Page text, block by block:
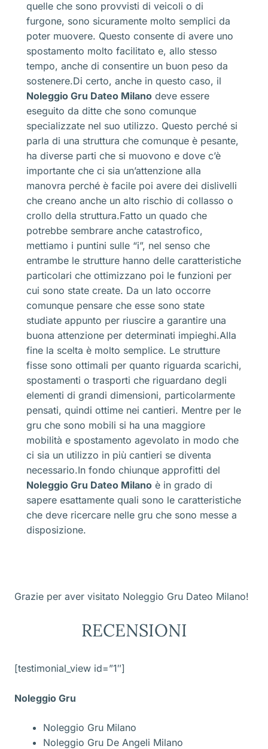
quelle che sono provvisti di veicoli o di
furgone, sono sicuramente molto semplici da
poter muovere. Questo consente di avere uno
spostamento molto facilitato e, allo stesso
tempo, anche di consentire un buon peso da
sostenere.Di certo, anche in questo caso, il
Noleggio Gru Dateo Milano deve essere
eseguito da ditte che sono comunque
specializzate nel suo utilizzo. Questo perché si
parla di una struttura che comunque è pesante,
ha diverse parti che si muovono e dove c’è
importante che ci sia un’attenzione alla
manovra perché è facile poi avere dei dislivelli
che creano anche un alto rischio di collasso o
crollo della struttura.Fatto un quado che
potrebbe sembrare anche catastrofico,
mettiamo i puntini sulle “i”, nel senso che
entrambe le strutture hanno delle caratteristiche
particolari che ottimizzano poi le funzioni per
cui sono state create. Da un lato occorre
comunque pensare che esse sono state
studiate appunto per riuscire a garantire una
buona attenzione per determinati impieghi.Alla
fine la scelta è molto semplice. Le strutture
fisse sono ottimali per quanto riguarda scarichi,
spostamenti o trasporti che riguardano degli
elementi di grandi dimensioni, particolarmente
pensati, quindi ottime nei cantieri. Mentre per le
gru che sono mobili si ha una maggiore
mobilità e spostamento agevolato in modo che
ci sia un utilizzo in più cantieri se diventa
necessario.In fondo chiunque approfitti del
Noleggio Gru Dateo Milano è in grado di
sapere esattamente quali sono le caratteristiche
che deve ricercare nelle gru che sono messe a
disposizione.
Grazie per aver visitato Noleggio Gru Dateo Milano!
RECENSIONI
[testimonial_view id=”1″]
Noleggio Gru
Noleggio Gru Milano
Noleggio Gru De Angeli Milano